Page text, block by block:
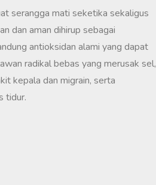
serangga mati seketika sekaligus
dan aman dihirup sebagai
antioksidan alami yang dapat
radikal bebas yang merusak sel,
kepala dan migrain, serta
tidur.